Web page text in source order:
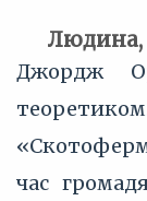
Людина,
Джордж
час